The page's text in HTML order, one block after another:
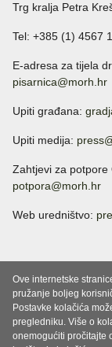
Trg kralja Petra
Tel: +385 (1) 4567
E-adresa za tijela
pisarnica@morh.hr
Upiti građana:
Upiti medija:
Zahtjevi za potpore
potpora@morh.hr
Web uredništvo:
Ove internetske
pružanje boljeg
Postavke kolačića
pregledniku. Više o
onemogućiti pročitajte